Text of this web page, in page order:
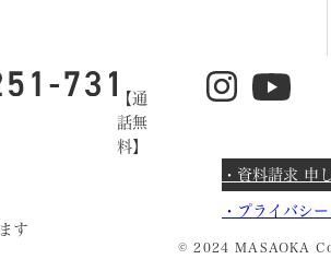
【通
話無
料】
す
・資料請求 申
・ プライバシ
© 2024 MASAOKA